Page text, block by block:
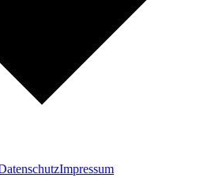
Impressum